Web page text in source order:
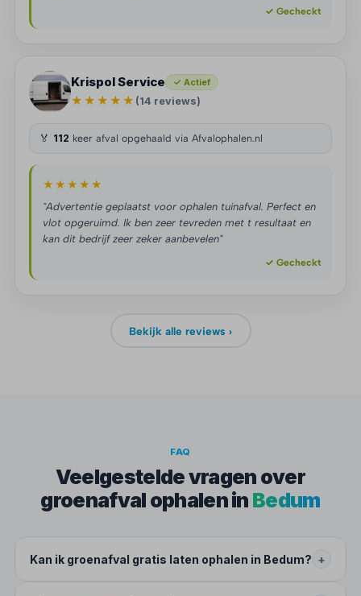
✓ Gecheckt
Krispol Service ✓ Actief
★★★★★ (14 reviews)
🏅 112 keer afval opgehaald via Afvalophalen.nl
★★★★★
"Advertentie geplaatst voor ophalen tuinafval. Perfect en
vlot opgeruimd. Ik ben zeer tevreden met t resultaat en
kan dit bedrijf zeer zeker aanbevelen"
✓ Gecheckt
Bekijk alle reviews ›
FAQ
Veelgestelde vragen over
groenafval ophalen in Bedum
Kan ik groenafval gratis laten ophalen in Bedum? +